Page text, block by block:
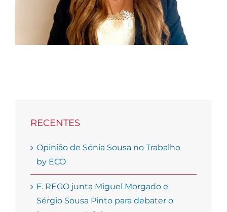
mundo” das empresas
RECENTES
Opinião de Sónia Sousa no Trabalho
by ECO
F. REGO junta Miguel Morgado e
Sérgio Sousa Pinto para debater o